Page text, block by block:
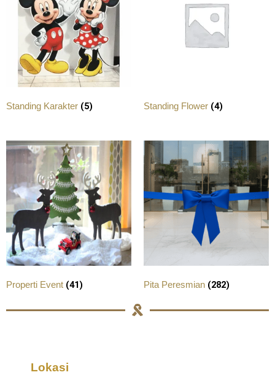
Standing Karakter (5) Standing Flower (4)
Properti Event (41) Pita Peresmian (282)
Lokasi